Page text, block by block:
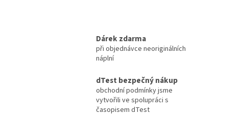
Dárek zdarma
při objednávce neoriginálních
náplní
dTest bezpečný nákup
obchodní podmínky jsme
vytvořili ve spolupráci s
časopisem dTest